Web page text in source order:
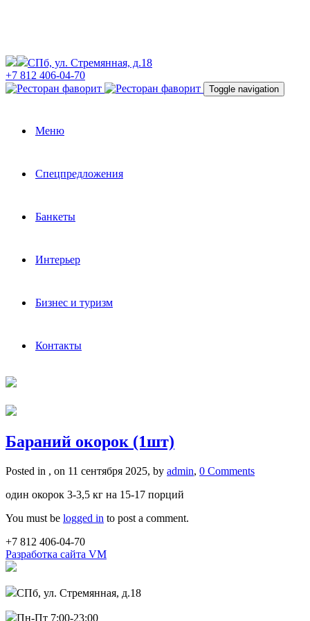
СПб, ул. Стремянная, д.18
+7 812 406-04-70
Toggle navigation
Меню
Спецпредложения
Банкеты
Интерьер
Бизнес и туризм
Контакты
Бараний окорок (1шт)
Posted in , on 11 сентября 2025, by admin, 0 Comments
один окорок 3-3,5 кг на 15-17 порций
You must be logged in to post a comment.
+7 812 406-04-70
Разработка сайта VM
СПб, ул. Стремянная, д.18
Пн-Пт 7:00-23:00